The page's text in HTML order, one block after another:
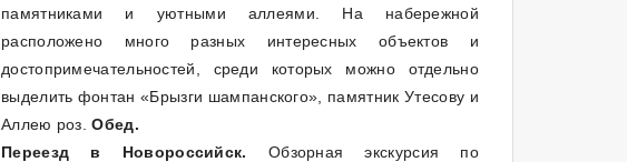
памятниками и уютными аллеями. На набережной
расположено много разных интересных объектов и
достопримечательностей, среди которых можно отдельно
выделить фонтан «Брызги шампанского», памятник Утесову и
Аллею роз.Обед.
Переезд в Новороссийск.
Обзорная экскурсия по